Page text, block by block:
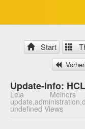
Start
Update-Info:
Lela
undefined Views